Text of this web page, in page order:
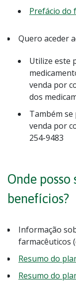
Prefácio do
Quero aceder
Utilize este
venda por
dos
Também se
venda por
254-9483
Onde posso
benefícios?
Informação
farmacêuticos
Resumo do
Resumo do